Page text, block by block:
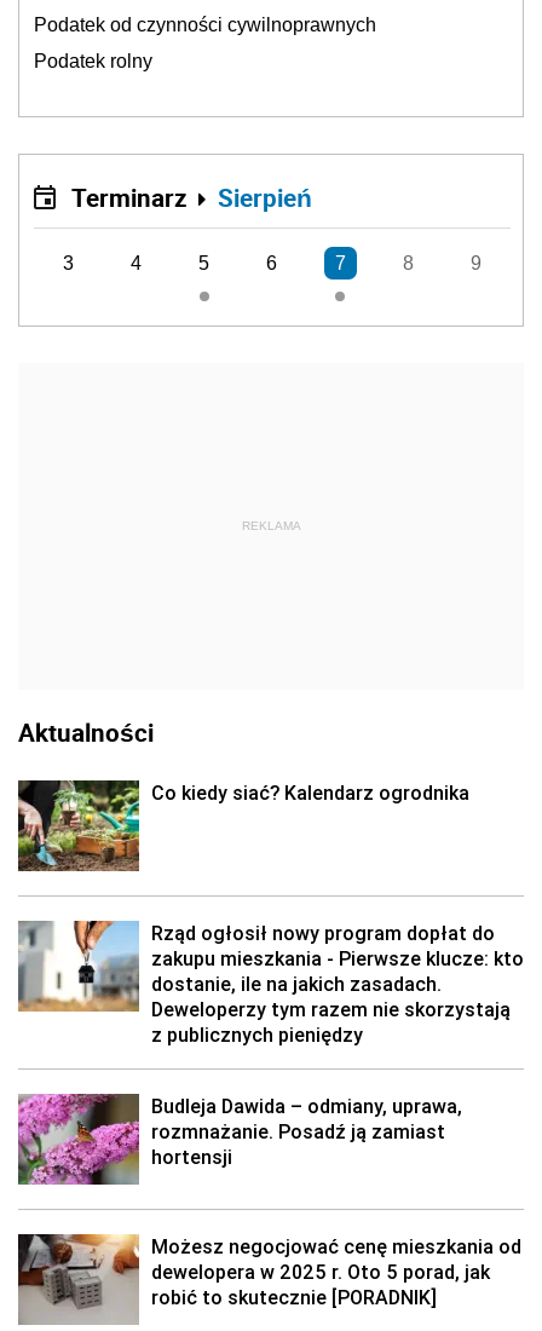
Podatek od czynności cywilnoprawnych
Podatek rolny
Terminarz Sierpień
3 4 5 6 7 8 9
REKLAMA
Aktualności
Co kiedy siać? Kalendarz ogrodnika
Rząd ogłosił nowy program dopłat do
zakupu mieszkania - Pierwsze klucze: kto
dostanie, ile na jakich zasadach.
Deweloperzy tym razem nie skorzystają
z publicznych pieniędzy
Budleja Dawida – odmiany, uprawa,
rozmnażanie. Posadź ją zamiast
hortensji
Możesz negocjować cenę mieszkania od
dewelopera w 2025 r. Oto 5 porad, jak
robić to skutecznie [PORADNIK]